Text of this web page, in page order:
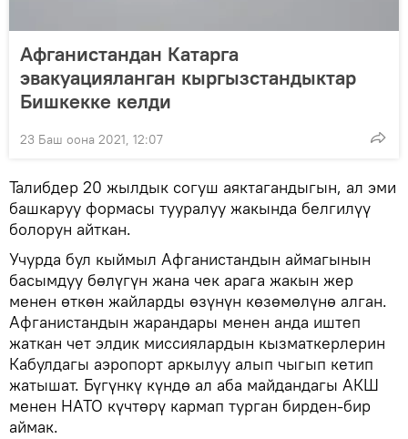
Афганистандан Катарга
эвакуацияланган кыргызстандыктар
Бишкекке келди
23 Баш оона 2021, 12:07
Талибдер 20 жылдык согуш аяктагандыгын, ал эми
башкаруу формасы тууралуу жакында белгилүү
болорун айткан.
Учурда бул кыймыл Афганистандын аймагынын
басымдуу бөлүгүн жана чек арага жакын жер
менен өткөн жайларды өзүнүн көзөмөлүнө алган.
Афганистандын жарандары менен анда иштеп
жаткан чет элдик миссиялардын кызматкерлерин
Кабулдагы аэропорт аркылуу алып чыгып кетип
жатышат. Бүгүнкү күндө ал аба майдандагы АКШ
менен НАТО күчтөрү кармап турган бирден-бир
аймак.